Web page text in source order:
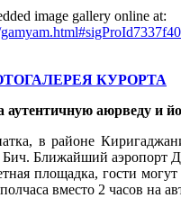
image gallery online at:
КУРОРТА
аюрведу и
в районе
Ближайший аэропорт
площадка, гости могут
вместо 2 часов на